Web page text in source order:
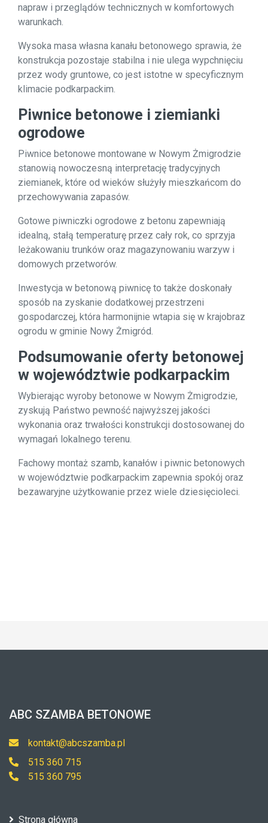
napraw i przeglądów technicznych w komfortowych
warunkach.
Wysoka masa własna kanału betonowego sprawia, że
konstrukcja pozostaje stabilna i nie ulega wypchnięciu
przez wody gruntowe, co jest istotne w specyficznym
klimacie podkarpackim.
Piwnice betonowe i ziemianki
ogrodowe
Piwnice betonowe montowane w Nowym Żmigrodzie
stanowią nowoczesną interpretację tradycyjnych
ziemianek, które od wieków służyły mieszkańcom do
przechowywania zapasów.
Gotowe piwniczki ogrodowe z betonu zapewniają
idealną, stałą temperaturę przez cały rok, co sprzyja
leżakowaniu trunków oraz magazynowaniu warzyw i
domowych przetworów.
Inwestycja w betonową piwnicę to także doskonały
sposób na zyskanie dodatkowej przestrzeni
gospodarczej, która harmonijnie wtapia się w krajobraz
ogrodu w gminie Nowy Żmigród.
Podsumowanie oferty betonowej
w województwie podkarpackim
Wybierając wyroby betonowe w Nowym Żmigrodzie,
zyskują Państwo pewność najwyższej jakości
wykonania oraz trwałości konstrukcji dostosowanej do
wymagań lokalnego terenu.
Fachowy montaż szamb, kanałów i piwnic betonowych
w województwie podkarpackim zapewnia spokój oraz
bezawaryjne użytkowanie przez wiele dziesięcioleci.
ABC SZAMBA BETONOWE
kontakt@abcszamba.pl
515 360 715
515 360 795
Strona główna